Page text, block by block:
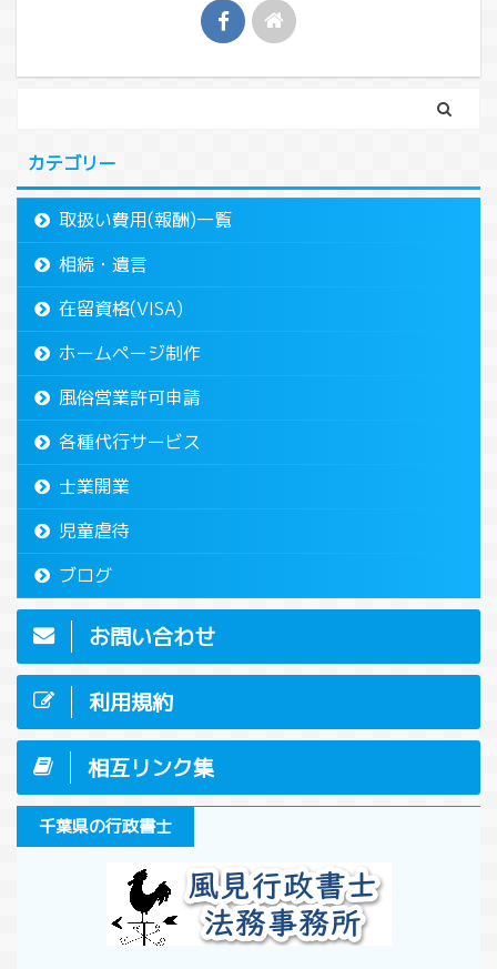
カテゴリー
取扱い費用(報酬)一覧
相続・遺言
在留資格(VISA)
ホームページ制作
風俗営業許可申請
各種代行サービス
士業開業
児童虐待
ブログ
お問い合わせ
利用規約
相互リンク集
千葉県の行政書士